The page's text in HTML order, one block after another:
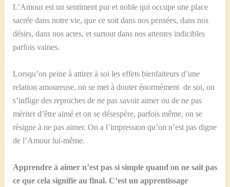
L’Amour est un sentiment pur et noble qui occupe une place
sacrée dans notre vie, que ce soit dans nos pensées, dans nos
désirs, dans nos actes, et surtout dans nos attentes indicibles
parfois vaines.
Lorsqu’on peine à attirer à soi les effets bienfaiteurs d’une
relation amoureuse, on se met à douter énormément de soi, on
s’inflige des reproches de ne pas savoir aimer ou de ne pas
mériter d’être aimé et on se désespère, parfois même, on se
résigne à ne pas aimer. On a l’impression qu’on n’est pas digne
de l’Amour lui-même.
Apprendre à aimer n’est pas si simple quand on ne sait pas
ce que cela signifie au final. C’est un apprentissage